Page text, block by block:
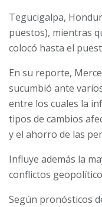
Tegucigalpa,
puestos), mientras
colocó hasta el
En su reporte,
sucumbió ante
entre los cuales la
tipos de cambios
y el ahorro de las
Influye además la
conflictos
Según pronósticos